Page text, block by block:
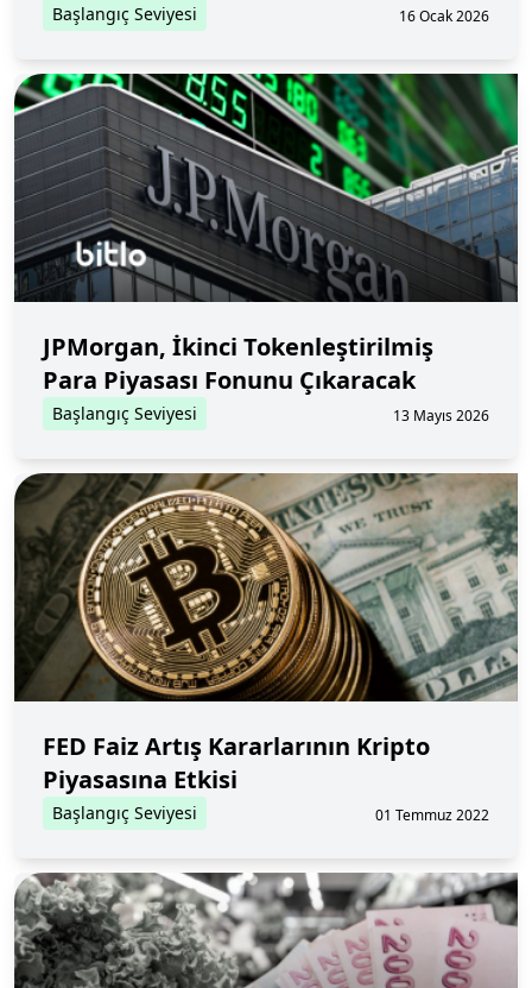
Başlangıç Seviyesi 16 Ocak 2026
JPMorgan, İkinci Tokenleştirilmiş
Para Piyasası Fonunu Çıkaracak
Başlangıç Seviyesi 13 Mayıs 2026
FED Faiz Artış Kararlarının Kripto
Piyasasına Etkisi
Başlangıç Seviyesi 01 Temmuz 2022